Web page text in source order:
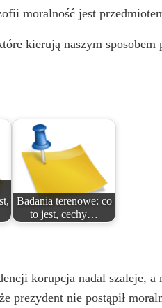
moralność jest
kierują naszym sposobem
Badania terenowe: co
to jest, cechy…
korupcja nadal szaleje,
prezydent nie postąpił